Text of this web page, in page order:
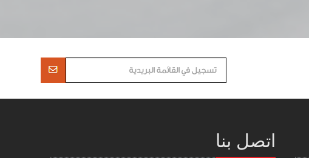
اتصل بنا